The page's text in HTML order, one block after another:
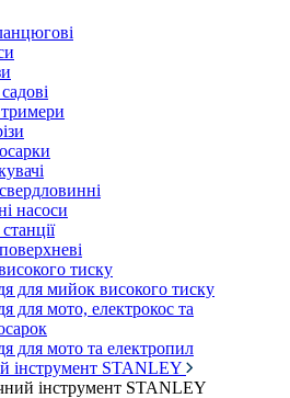
насоси
тиску
для мийок високого тиску
для мото, електрокос та
для мото та електропил
інструмент STANLEY
інструмент STANLEY